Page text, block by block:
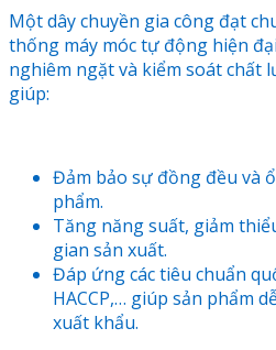
Một dây chuyền gia công đạt
thống máy móc tự động hiện
nghiêm ngặt và kiểm soát chất
giúp:
Đảm bảo sự đồng đều và
phẩm.
Tăng năng suất, giảm
gian sản xuất.
Đáp ứng các tiêu chuẩn
HACCP,… giúp sản phẩm
xuất khẩu.